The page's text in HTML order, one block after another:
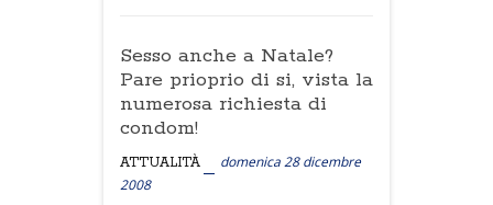
Sesso anche a Natale?
Pare prioprio di si, vista la
numerosa richiesta di
condom!
ATTUALITÀ
domenica 28 dicembre
2008